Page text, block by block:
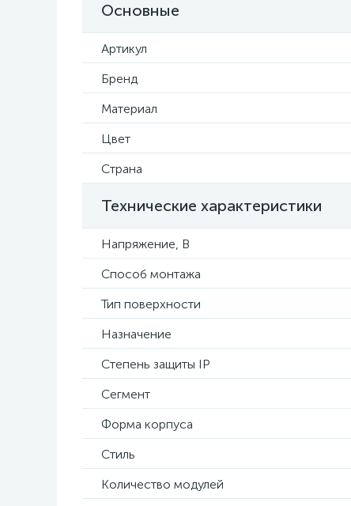
Основные
Артикул
Бренд
Материал
Цвет
Страна
Технические характеристики
Напряжение, В
Способ монтажа
Тип поверхности
Назначение
Степень защиты IP
Сегмент
Форма корпуса
Стиль
Количество модулей